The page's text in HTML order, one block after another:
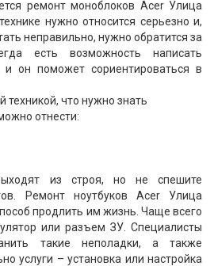
ремонт моноблоков Acer Улица
нужно относится серьезно и,
неправильно, нужно обратится за
есть возможность написать
и он поможет сориентироваться в
техникой, что нужно знать
отнести:
из строя, но не спешите
Ремонт ноутбуков Acer Улица
продлить им жизнь. Чаще всего
или разъем ЗУ. Специалисты
такие неполадки, а также
услуги – установка или настройка